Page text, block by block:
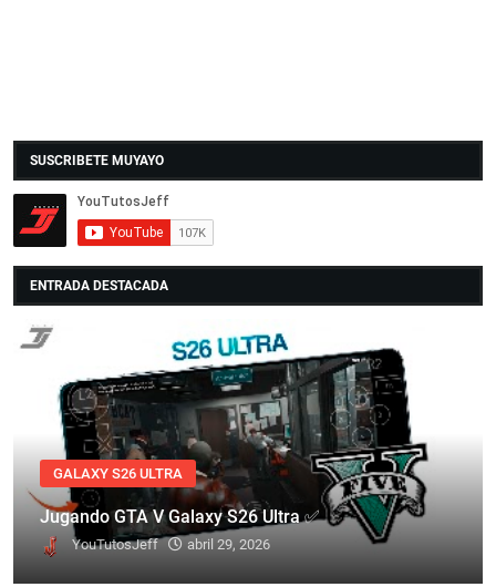
SUSCRIBETE MUYAYO
ENTRADA DESTACADA
GALAXY S26 ULTRA
Jugando GTA V Galaxy S26 Ultra ✅
YouTutosJeff abril 29, 2026